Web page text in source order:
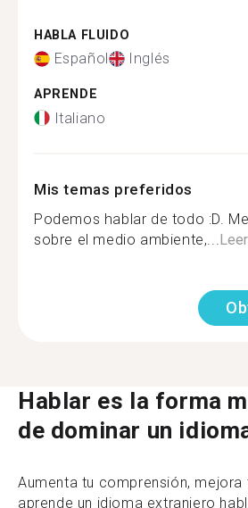
HABLA FLUIDO
Español Inglés
APRENDE
Italiano
Mis temas preferidos
Podemos hablar de todo :D.
sobre el medio ambiente,...
Hablar es la forma
de dominar un
Aumenta tu comprensión, mejora
aprende un idioma extranjero